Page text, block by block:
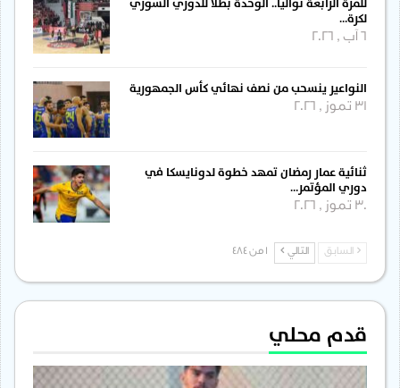
لكرة…
النواعير ينسحب من نصف نهائي كأس الجمهورية
31 تموز , 2026
ثنائية عمار رمضان تمهد خطوة لدونايسكا في
دوري المؤتمر…
30 تموز , 2026
السابق التالي
قدم محلي